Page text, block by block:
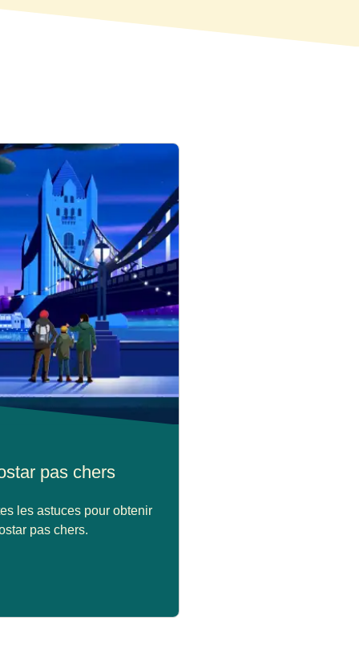
pas chers
les astuces pour obtenir
pas chers.